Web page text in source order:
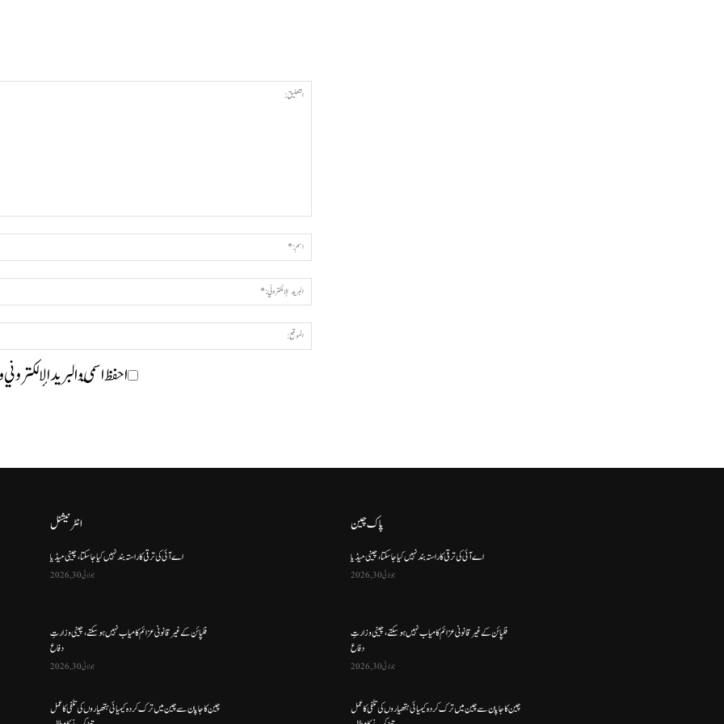
احفظ اسمي والبريد
انٹرنیشنل
اے آئی کی ترقی کا راستہ بند نہیں کیا جا سکتا، چینی میڈیا
جولائی 30, 2026
فلپائن کے غیر قانونی عزائم کامیاب نہیں ہو سکتے ، چینی وزارتِ
دفاع
جولائی 30, 2026
چین کا جاپان سے چین میں ترک کردہ کیمیائی ہتھیاروں کی تلفی کا عمل
پاک چین
اے آئی کی ترقی کا راستہ بند نہیں کیا جا سکتا، چینی میڈیا
جولائی 30, 2026
فلپائن کے غیر قانونی عزائم کامیاب نہیں ہو سکتے ، چینی وزارتِ
دفاع
جولائی 30, 2026
چین کا جاپان سے چین میں ترک کردہ کیمیائی ہتھیاروں کی تلفی کا عمل